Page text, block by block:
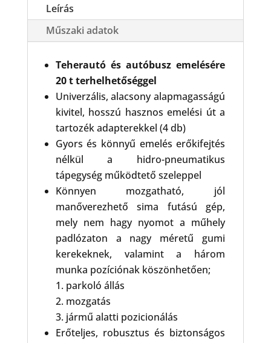
mennyiség
Leírás
Műszaki adatok
Teherautó és autóbusz emelésére
20 t terhelhetőséggel
Univerzális, alacsony alapmagasságú
kivitel, hosszú hasznos emelési út a
tartozék adapterekkel (4 db)
Gyors és könnyű emelés erőkifejtés
nélkül a hidro-pneumatikus
tápegység működtető szeleppel
Könnyen mozgatható, jól
manőverezhető sima futású gép,
mely nem hagy nyomot a műhely
padlózaton a nagy méretű gumi
kerekeknek, valamint a három
munka pozíciónak köszönhetően;
1. parkoló állás
2. mozgatás
3. jármű alatti pozicionálás
Erőteljes, robusztus és biztonságos